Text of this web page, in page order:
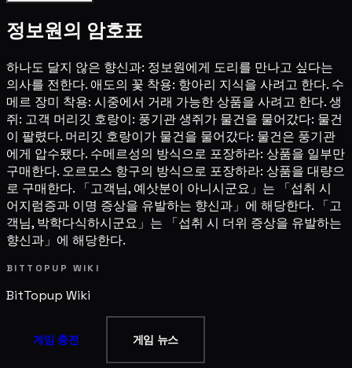
정보원의 암호표
하나도 달지 않은 향신과: 정보원에게 도리를 만나고 싶다는
의사를 전한다. 애도의 꽃 착용: 항아리 지식을 사려고 한다. 수
메르 장미 착용: 시중에서 거래 가능한 상품을 사려고 한다. 생
쥐: 고객 머리깃 호랑이: 풍기관 생쥐가 물건을 물어갔다: 물건
이 팔렸다. 머리깃 호랑이가 물건을 물어갔다: 물건은 풍기관
에게 압수됐다. 수메르성의 방식으로 포장하라: 상품을 일부만
구매한다. 오르모스 항구의 방식으로 포장하라: 상품을 대량으
로 구매한다. 「고객님, 예삿분이 아니시군요」는 「섭취 시
어지럼증과 이명 증상을 유발하는 향신과」에 해당한다. 「고
객님, 박학다식하시군요」는 「섭취 시 더위 증상을 유발하는
향신과」에 해당한다.
BITTOPUP WIKI
BitTopup Wiki
게임 충전 게임 뉴스